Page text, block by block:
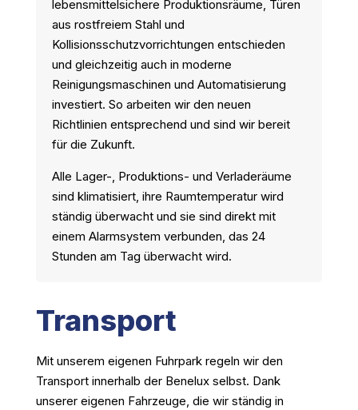
lebensmittelsichere Produktionsräume, Türen
aus rostfreiem Stahl und
Kollisionsschutzvorrichtungen entschieden
und gleichzeitig auch in moderne
Reinigungsmaschinen und Automatisierung
investiert. So arbeiten wir den neuen
Richtlinien entsprechend und sind wir bereit
für die Zukunft.
Alle Lager-, Produktions- und Verladeräume
sind klimatisiert, ihre Raumtemperatur wird
ständig überwacht und sie sind direkt mit
einem Alarmsystem verbunden, das 24
Stunden am Tag überwacht wird.
Transport
Mit unserem eigenen Fuhrpark regeln wir den
Transport innerhalb der Benelux selbst. Dank
unserer eigenen Fahrzeuge, die wir ständig in